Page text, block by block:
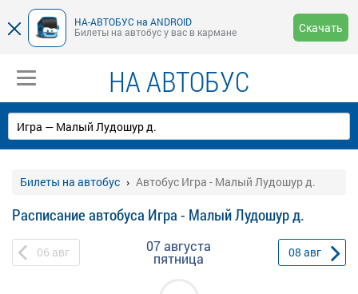
НА-АВТОБУС на ANDROID
Билеты на автобус у вас в кармане
Скачать
НА АВТОБУС
Билеты на автобус Автобус Игра - Малый Лудошур д.
Расписание автобуса Игра - Малый Лудошур д.
06 авг 07 августа
пятница 08 авг